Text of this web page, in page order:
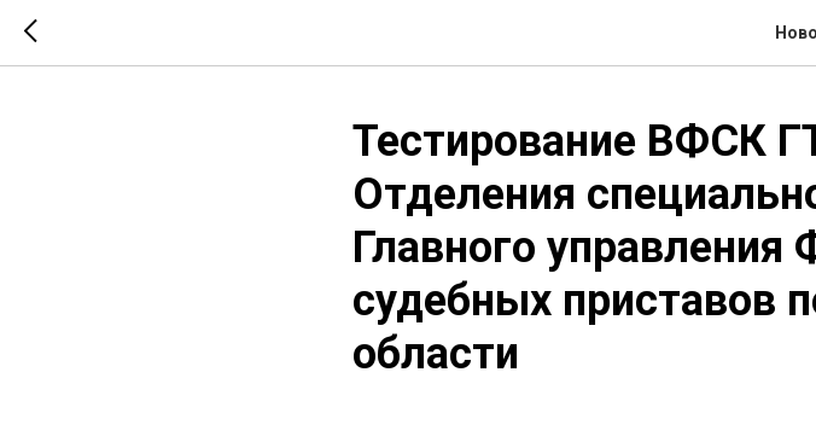
Тестирование ВФСК
Отделения
Главного
судебных приставов
области